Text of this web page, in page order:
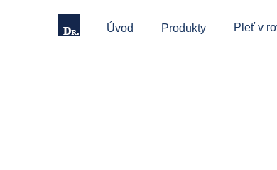
Úvod Produkty Pleť v